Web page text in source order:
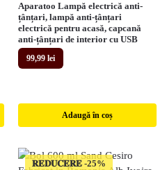
Aparatoo Lampă electrică anti-
țânțari, lampă anti-țânțari
electrică pentru acasă, capcană
anti-țânțari de interior cu USB
99,99 lei
Adaugă în coș
𝐑𝐄𝐃𝐔𝐂𝐄𝐑𝐄